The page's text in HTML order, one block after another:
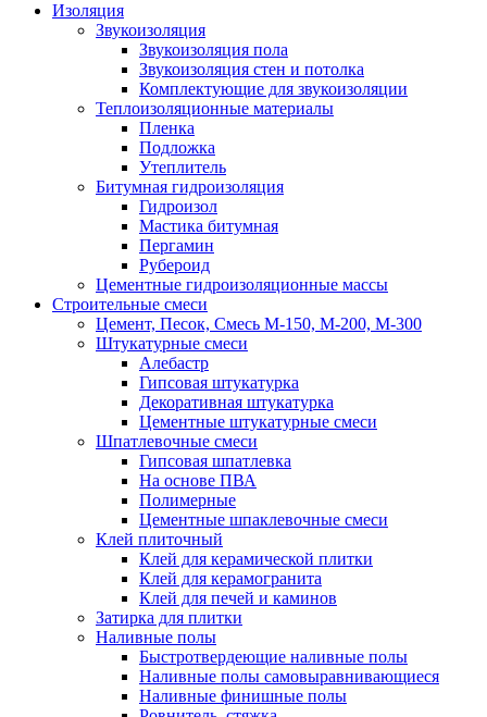
Изоляция
Звукоизоляция
Звукоизоляция пола
Звукоизоляция стен и потолка
Комплектующие для звукоизоляции
Теплоизоляционные материалы
Пленка
Подложка
Утеплитель
Битумная гидроизоляция
Гидроизол
Мастика битумная
Пергамин
Рубероид
Цементные гидроизоляционные массы
Строительные смеси
Цемент, Песок, Смесь М-150, М-200, М-300
Штукатурные смеси
Алебастр
Гипсовая штукатурка
Декоративная штукатурка
Цементные штукатурные смеси
Шпатлевочные смеси
Гипсовая шпатлевка
На основе ПВА
Полимерные
Цементные шпаклевочные смеси
Клей плиточный
Клей для керамической плитки
Клей для керамогранита
Клей для печей и каминов
Затирка для плитки
Наливные полы
Быстротвердеющие наливные полы
Наливные полы самовыравнивающиеся
Наливные финишные полы